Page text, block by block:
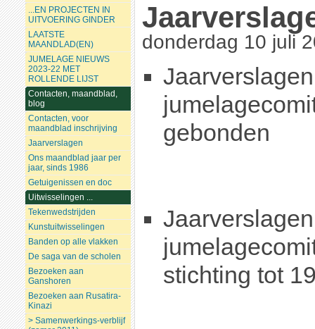
donderdag 10 juli
gebonden
stichting tot
...EN PROJECTEN IN
UITVOERING GINDER
LAATSTE
MAANDLAD(EN)
JUMELAGE NIEUWS
2023-22 MET
ROLLENDE LIJST
Contacten, maandblad,
blog
Contacten, voor
maandblad inschrijving
Jaarverslagen
Ons maandblad jaar per
jaar, sinds 1986
Getuigenissen en doc
Uitwisselingen ...
Tekenwedstrijden
Kunstuitwisselingen
Banden op alle vlakken
De saga van de scholen
Bezoeken aan
Ganshoren
Bezoeken aan Rusatira-
Kinazi
> Samenwerkings-verblijf